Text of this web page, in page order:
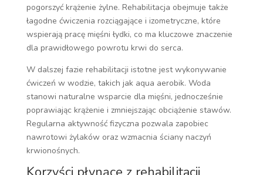
pogorszyć krążenie żylne. Rehabilitacja obejmuje także
łagodne ćwiczenia rozciągające i izometryczne, które
wspierają pracę mięśni łydki, co ma kluczowe znaczenie
dla prawidłowego powrotu krwi do serca.
W dalszej fazie rehabilitacji istotne jest wykonywanie
ćwiczeń w wodzie, takich jak aqua aerobik. Woda
stanowi naturalne wsparcie dla mięśni, jednocześnie
poprawiając krążenie i zmniejszając obciążenie stawów.
Regularna aktywność fizyczna pozwala zapobiec
nawrotowi żylaków oraz wzmacnia ściany naczyń
krwionośnych.